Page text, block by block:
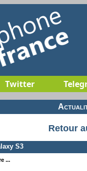
Twitter
Retour
S3
...